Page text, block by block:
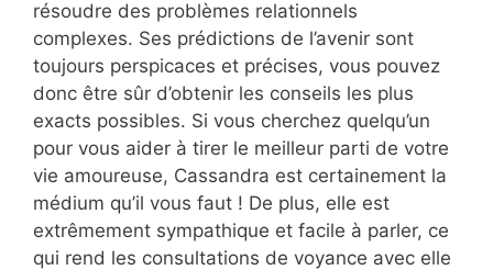
résoudre des problèmes relationnels
complexes. Ses prédictions de l’avenir sont
toujours perspicaces et précises, vous pouvez
donc être sûr d’obtenir les conseils les plus
exacts possibles. Si vous cherchez quelqu’un
pour vous aider à tirer le meilleur parti de votre
vie amoureuse, Cassandra est certainement la
médium qu’il vous faut ! De plus, elle est
extrêmement sympathique et facile à parler, ce
qui rend les consultations de voyance avec elle